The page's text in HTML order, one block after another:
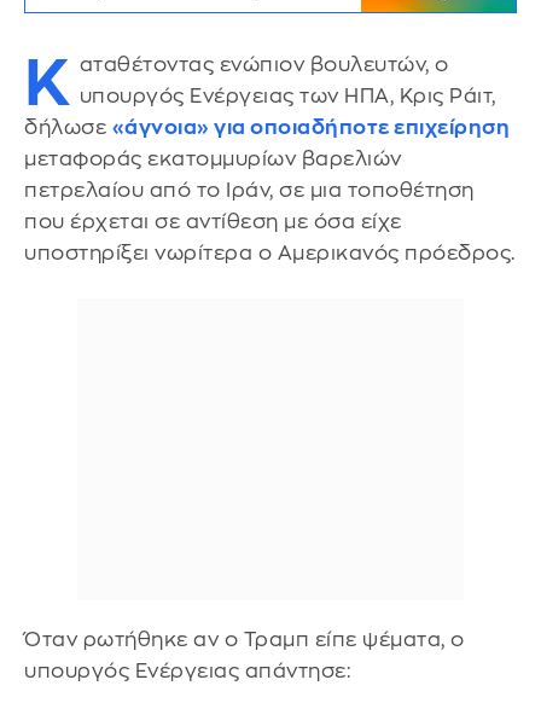
Κ αταθέτοντας ενώπιον βουλευτών, ο
υπουργός Ενέργειας των ΗΠΑ, Κρις Ράιτ,
δήλωσε «άγνοια» για οποιαδήποτε επιχείρηση
μεταφοράς εκατομμυρίων βαρελιών
πετρελαίου από το Ιράν, σε μια τοποθέτηση
που έρχεται σε αντίθεση με όσα είχε
υποστηρίξει νωρίτερα ο Αμερικανός πρόεδρος.
Όταν ρωτήθηκε αν ο Τραμπ είπε ψέματα, ο
υπουργός Ενέργειας απάντησε: